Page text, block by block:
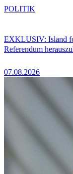
EXKLUSIV: Island
Referendum
07.08.2026
POLITIK